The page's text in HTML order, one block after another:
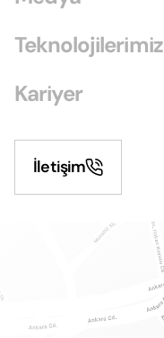
Teknolojilerimiz
Kariyer
İletişim